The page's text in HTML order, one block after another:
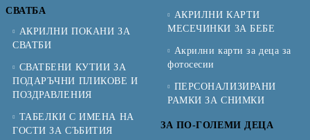
СВАТБА
АКРИЛНИ ПОКАНИ ЗА
СВАТБИ
СВАТБЕНИ КУТИИ ЗА
ПОДАРЪЧНИ ПЛИКОВЕ И
ПОЗДРАВЛЕНИЯ
ТАБЕЛКИ С ИМЕНА НА
ГОСТИ ЗА СЪБИТИЯ
АКРИЛНИ КАРТИ
МЕСЕЧИНКИ ЗА БЕБЕ
Акрилни карти за деца за
фотосесии
ПЕРСОНАЛИЗИРАНИ
РАМКИ ЗА СНИМКИ
ЗА ПО-ГОЛЕМИ ДЕЦА